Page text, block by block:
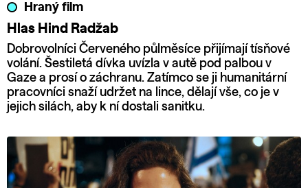
Hraný film
Hlas Hind Radžab
Dobrovolníci Červeného půlměsíce přijímají tísňové
volání. Šestiletá dívka uvízla v autě pod palbou v
Gaze a prosí o záchranu. Zatímco se ji humanitární
pracovníci snaží udržet na lince, dělají vše, co je v
jejich silách, aby k ní dostali sanitku.